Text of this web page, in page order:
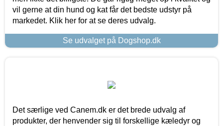
vil gerne at din hund og kat får det bedste udstyr på
markedet. Klik her for at se deres udvalg.
Se udvalget på Dogshop.dk
Det særlige ved Canem.dk er det brede udvalg af
produkter, der henvender sig til forskellige kæledyr og